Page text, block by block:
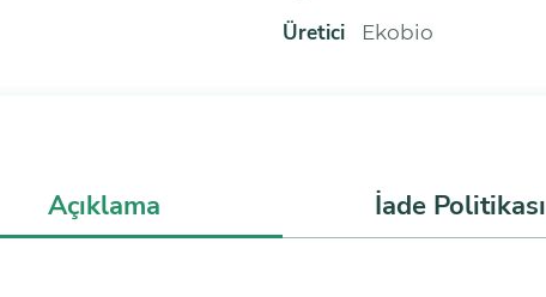
Üretici Ekobio
Açıklama İade Politikası